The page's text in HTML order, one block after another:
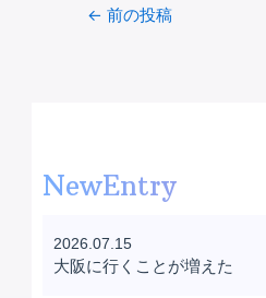
Post← 前の投稿
NewEntry
2026.07.15
大阪に行くことが増えた